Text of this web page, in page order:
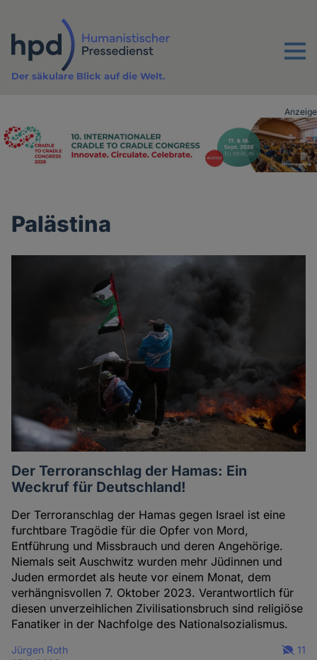
Inhalt
Menu
Der säkulare Blick auf die Welt.
Advertising
Anzeige
Palästina
Der Terroranschlag der Hamas: Ein
Weckruf für Deutschland!
Der Terroranschlag der Hamas gegen Israel ist eine
furchtbare Tragödie für die Opfer von Mord,
Entführung und Missbrauch und deren Angehörige.
Niemals seit Auschwitz wurden mehr Jüdinnen und
Juden ermordet als heute vor einem Monat, dem
verhängnisvollen 7. Oktober 2023. Verantwortlich für
diesen unverzeihlichen Zivilisationsbruch sind religiöse
Fanatiker in der Nachfolge des Nationalsozialismus.
Jürgen Roth
11